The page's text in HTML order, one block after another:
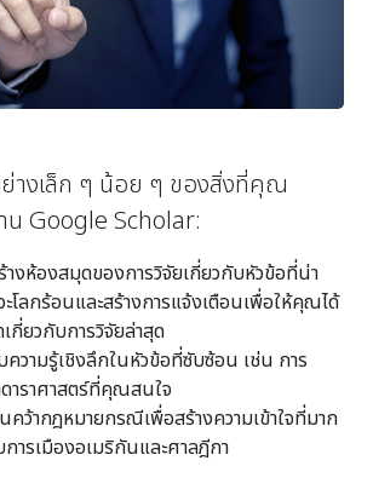
างเล็ก ๆ น้อย ๆ ของสิ่งที่คุณ
น Google Scholar:
งห้องสมุดของการวิจัยเกี่ยวกับหัวข้อที่น่า
ะโลกร้อนและสร้างการแจ้งเตือนเพื่อให้คุณได้
กี่ยวกับการวิจัยล่าสุด
วามรู้เชิงลึกในหัวข้อที่ซับซ้อน เช่น การ
าราศาสตร์ที่คุณสนใจ
ว้ากฎหมายกรณีเพื่อสร้างความเข้าใจที่มาก
ารเมืองอเมริกันและศาลฎีกา